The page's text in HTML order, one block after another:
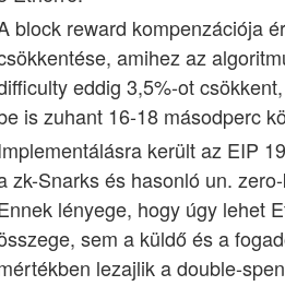
block reward kompenzációja
amihez az
eddig 3,5%-ot
is zuhant 16-18 másodperc
került az EIP
zk-Snarks és hasonló un.
lényege, hogy úgy lehet
sem a küldő és a
lezajlik a double-